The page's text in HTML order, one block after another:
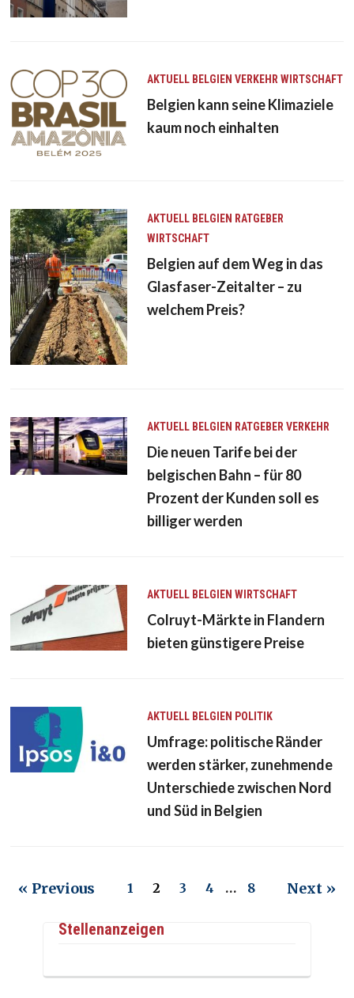
AKTUELL BELGIEN VERKEHRWIRTSCHAFT
Belgien kann seine Klimaziele
kaum noch einhalten
AKTUELL BELGIEN RATGEBER
WIRTSCHAFT
Belgien auf dem Weg in das
Glasfaser-Zeitalter – zu
welchem Preis?
AKTUELL BELGIEN RATGEBER VERKEHR
Die neuen Tarife bei der
belgischen Bahn – für 80
Prozent der Kunden soll es
billiger werden
AKTUELL BELGIEN WIRTSCHAFT
Colruyt-Märkte in Flandern
bieten günstigere Preise
AKTUELL BELGIEN POLITIK
Umfrage: politische Ränder
werden stärker, zunehmende
Unterschiede zwischen Nord
und Süd in Belgien
« Previous 1 2 3 4 … 8 Next »
Stellenanzeigen